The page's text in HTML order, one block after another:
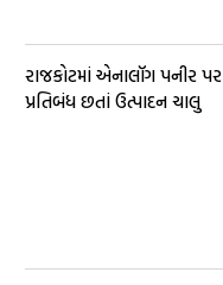
રાજકોટમાં એનાલૉગ પનીર પર
પ્રતિબંધ છતાં ઉત્પાદન ચાલુ